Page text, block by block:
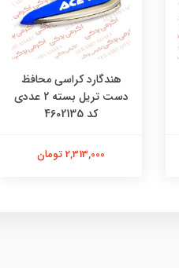
هندگارد کراسی محافظ
دست تریل بسته 2 عددی
کد 4602135
2,313,000 تومان